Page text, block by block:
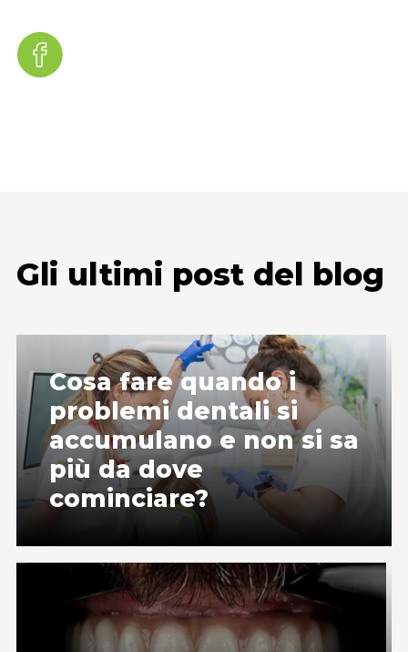
Gli ultimi post del blog
Cosa fare quando i
problemi dentali si
accumulano e non si sa
più da dove
cominciare?